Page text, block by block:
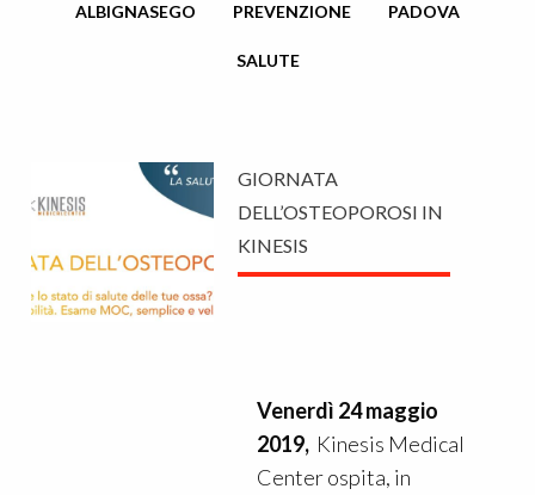
ALBIGNASEGO PREVENZIONE PADOVA
SALUTE
GIORNATA
DELL’OSTEOPOROSI IN
KINESIS
Venerdì 24 maggio
2019, Kinesis Medical
Center ospita, in